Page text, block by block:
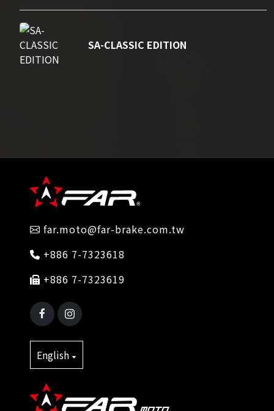
SA-CLASSIC EDITION
far.moto@far-brake.com.tw
+886 7-7323618
+886 7-7323619
English